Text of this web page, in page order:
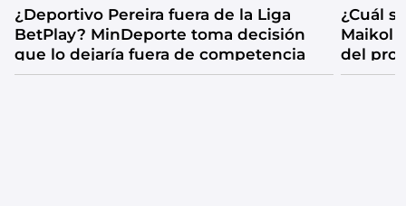
¿Deportivo Pereira fuera de la Liga
BetPlay? MinDeporte toma decisión
que lo dejaría fuera de competencia
¿Cuál
Maikol
del